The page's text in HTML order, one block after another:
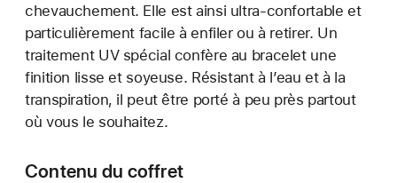
chevauchement. Elle est ainsi ultra-confortable et
particulièrement facile à enfiler ou à retirer. Un
traitement UV spécial confère au bracelet une
finition lisse et soyeuse. Résistant à l’eau et à la
transpiration, il peut être porté à peu près partout
où vous le souhaitez.
Contenu du coffret